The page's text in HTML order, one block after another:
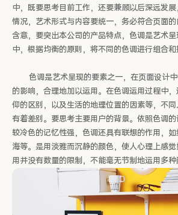
中，既要思考目前工作，还要兼顾以后深远发
情况，艺术形式与内容要统一，务必符合页面
含意，要突出本公司的产品特点，色调是艺术
中，根据均衡的原则，将不同的色调进行组合和
色调是艺术呈现的要素之一，在页面设计中
的影响，合理地加以运用。在色调运用过程中
仰的区别，以及生活的地理位置的因素等，不
有着差别。要思考主要用户的背景。依照色调
较冷色的记忆性强，色调还具有联想的作用，
海等。是用淡雅而沉静的颜色，使人心理上感
用并没有数量的限制，不能毫无节制地运用多种